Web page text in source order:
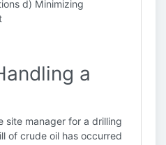
d) Minimizing
a
site manager for a drilling
of crude oil has occurred